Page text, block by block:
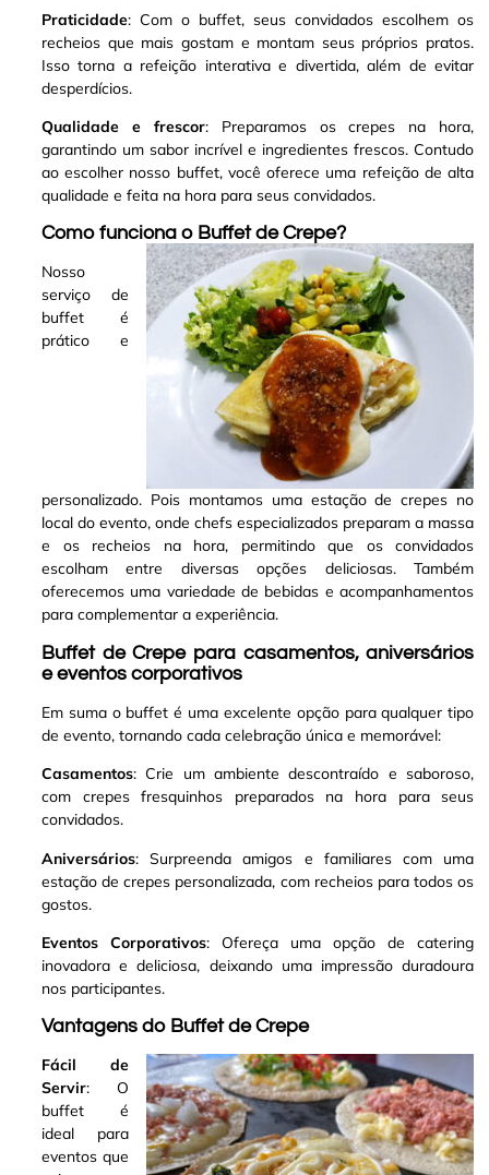
Praticidade: Com o buffet, seus convidados escolhem os
recheios que mais gostam e montam seus próprios pratos.
Isso torna a refeição interativa e divertida, além de evitar
desperdícios.
Qualidade e frescor: Preparamos os crepes na hora,
garantindo um sabor incrível e ingredientes frescos. Contudo
ao escolher nosso buffet, você oferece uma refeição de alta
qualidade e feita na hora para seus convidados.
Como funciona o Buffet de Crepe?
Nosso
serviço de
buffet é
prático e
personalizado. Pois montamos uma estação de crepes no
local do evento, onde chefs especializados preparam a massa
e os recheios na hora, permitindo que os convidados
escolham entre diversas opções deliciosas. Também
oferecemos uma variedade de bebidas e acompanhamentos
para complementar a experiência.
Buffet de Crepe para casamentos, aniversários
e eventos corporativos
Em suma o buffet é uma excelente opção para qualquer tipo
de evento, tornando cada celebração única e memorável:
Casamentos: Crie um ambiente descontraído e saboroso,
com crepes fresquinhos preparados na hora para seus
convidados.
Aniversários: Surpreenda amigos e familiares com uma
estação de crepes personalizada, com recheios para todos os
gostos.
Eventos Corporativos: Ofereça uma opção de catering
inovadora e deliciosa, deixando uma impressão duradoura
nos participantes.
Vantagens do Buffet de Crepe
Fácil de
Servir: O
buffet é
ideal para
eventos que